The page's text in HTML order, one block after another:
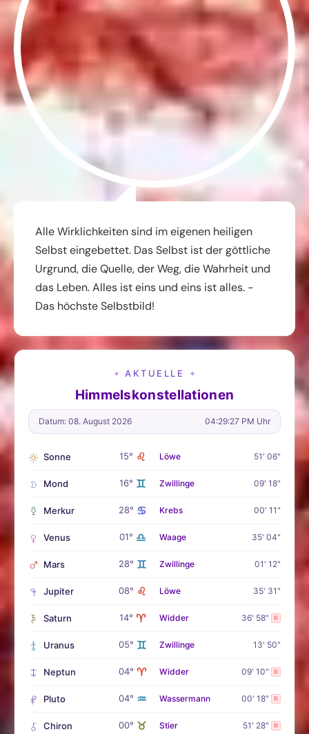
Alle Wirklichkeiten sind im eigenen heiligen
Selbst eingebettet. Das Selbst ist der göttliche
Urgrund, die Quelle, der Weg, die Wahrheit und
das Leben. Alles ist eins und eins ist alles. -
Das höchste Selbstbild!
✦ AKTUELLE ✦
Himmelskonstellationen
Datum: 08. August 2026 04:29:28 PM Uhr
Sonne 15° ♌ Löwe 51' 06"
Mond 16° ♊ Zwillinge 09' 18"
Merkur 28° ♋ Krebs 00' 11"
Venus 01° ♎ Waage 35' 04"
Mars 28° ♊ Zwillinge 01' 12"
Jupiter 08° ♌ Löwe 35' 31"
Saturn 14° ♈ Widder 36' 58" R
Uranus 05° ♊ Zwillinge 13' 50"
Neptun 04° ♈ Widder 09' 10" R
Pluto 04° ♒ Wassermann 00' 18" R
Chiron 00° ♉ Stier 51' 28" R